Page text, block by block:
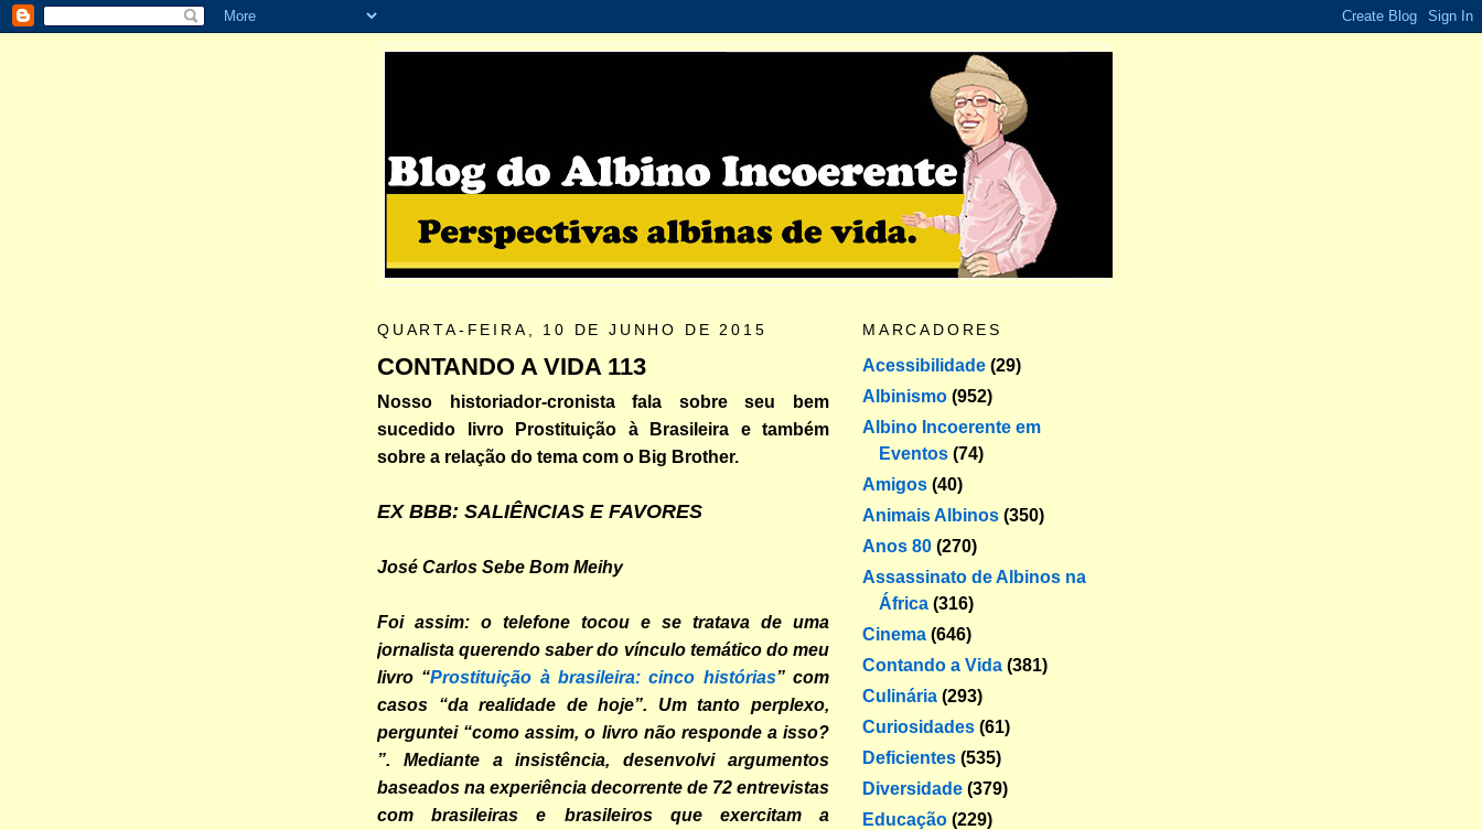
QUARTA-FEIRA, 10 DE JUNHO DE 2015
CONTANDO A VIDA 113
Nosso historiador-cronista fala sobre seu bem
sucedido livro Prostituição à Brasileira e também
sobre a relação do tema com o Big Brother.
EX BBB: SALIÊNCIAS E FAVORES
José Carlos Sebe Bom Meihy
Foi assim: o telefone tocou e se tratava de uma
jornalista querendo saber do vínculo temático do meu
livro “Prostituição à brasileira: cinco histórias” com
casos “da realidade de hoje”. Um tanto perplexo,
perguntei “como assim, o livro não responde a isso?
”. Mediante a insistência, desenvolvi argumentos
baseados na experiência decorrente de 72 entrevistas
com brasileiras e brasileiros que exercitam a
MARCADORES
Acessibilidade (29)
Albinismo (952)
Albino Incoerente em
Eventos (74)
Amigos (40)
Animais Albinos (350)
Anos 80 (270)
Assassinato de Albinos na
África (316)
Cinema (646)
Contando a Vida (381)
Culinária (293)
Curiosidades (61)
Deficientes (535)
Diversidade (379)
Educação (229)